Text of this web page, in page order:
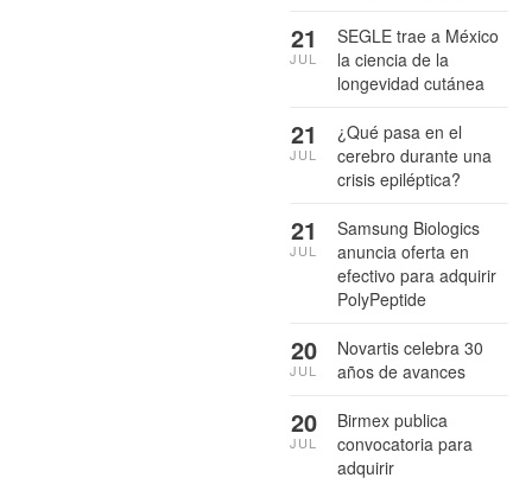
SEGLE trae a México
la ciencia de la
longevidad cutánea
21
JUL
¿Qué pasa en el
cerebro durante una
crisis epiléptica?
21
JUL
Samsung Biologics
anuncia oferta en
efectivo para adquirir
PolyPeptide
21
JUL
Novartis celebra 30
años de avances
20
JUL
Birmex publica
convocatoria para
adquirir
20
JUL